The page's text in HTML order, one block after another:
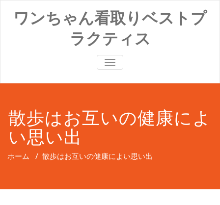
ッ
ワンちゃん看取りベストプ
ラクティス
ナ
ビ
ン
切
散歩はお互いの健康によ
い思い出
ホーム / 散歩はお互いの健康によい思い出